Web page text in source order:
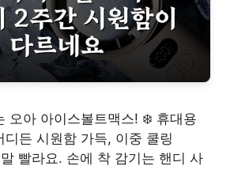
오아 아이스볼트맥스! ❄️ 휴대용
디든 시원함 가득, 이중 쿨링
빨라요. 손에 착 감기는 핸디 사